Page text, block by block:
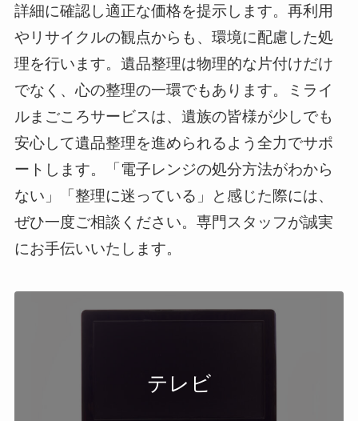
詳細に確認し適正な価格を提示します。再利用
やリサイクルの観点からも、環境に配慮した処
理を行います。遺品整理は物理的な片付けだけ
でなく、心の整理の一環でもあります。ミライ
ルまごころサービスは、遺族の皆様が少しでも
安心して遺品整理を進められるよう全力でサポ
ートします。「電子レンジの処分方法がわから
ない」「整理に迷っている」と感じた際には、
ぜひ一度ご相談ください。専門スタッフが誠実
にお手伝いいたします。
テレビ